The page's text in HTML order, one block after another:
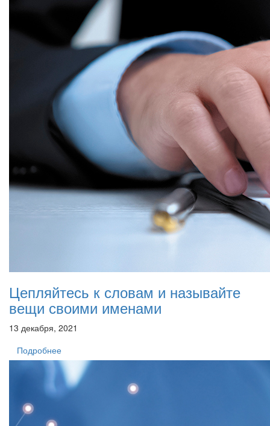
Цепляйтесь к словам и называйте
вещи своими именами
13 декабря, 2021
Подробнее